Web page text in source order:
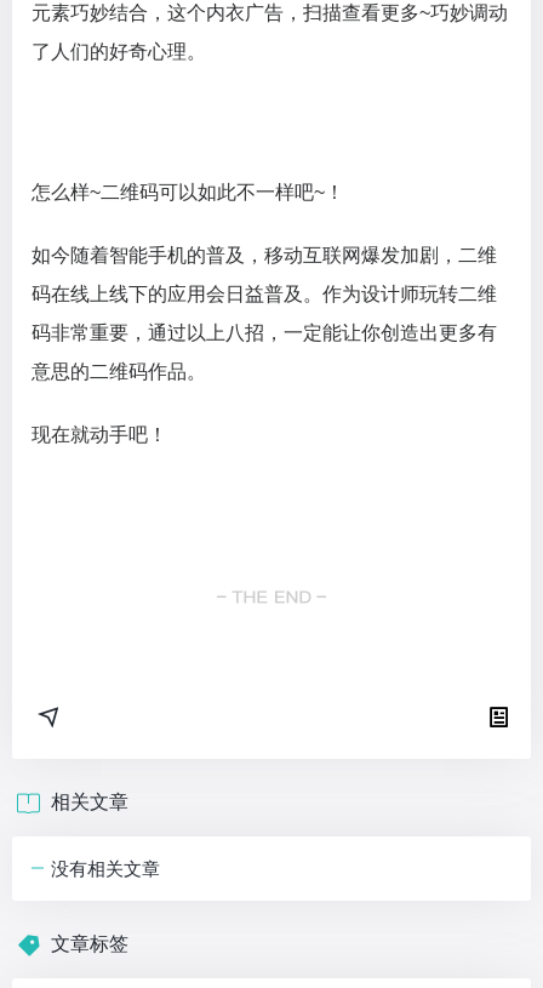
元素巧妙结合，这个内衣广告，扫描查看更多~巧妙调动
了人们的好奇心理。
怎么样~二维码可以如此不一样吧~！
如今随着智能手机的普及，移动互联网爆发加剧，二维
码在线上线下的应用会日益普及。作为设计师玩转二维
码非常重要，通过以上八招，一定能让你创造出更多有
意思的二维码作品。
现在就动手吧！
相关文章
没有相关文章
文章标签